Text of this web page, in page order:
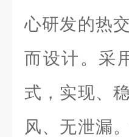
心研发的热
而设计。采
式，实现、
风、无泄漏